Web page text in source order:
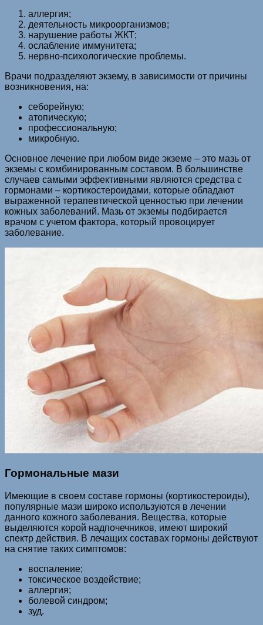
аллергия;
деятельность микроорганизмов;
нарушение работы ЖКТ;
ослабление иммунитета;
нервно-психологические проблемы.
Врачи подразделяют экзему, в зависимости от причины
возникновения, на:
себорейную;
атопическую;
профессиональную;
микробную.
Основное лечение при любом виде экземе – это мазь от
экземы с комбинированным составом. В большинстве
случаев самыми эффективными являются средства с
гормонами – кортикостероидами, которые обладают
выраженной терапевтической ценностью при лечении
кожных заболеваний. Мазь от экземы подбирается
врачом с учетом фактора, который провоцирует
заболевание.
Гормональные мази
Имеющие в своем составе гормоны (кортикостероиды),
популярные мази широко используются в лечении
данного кожного заболевания. Вещества, которые
выделяются корой надпочечников, имеют широкий
спектр действия. В лечащих составах гормоны действуют
на снятие таких симптомов:
воспаление;
токсическое воздействие;
аллергия;
болевой синдром;
зуд.